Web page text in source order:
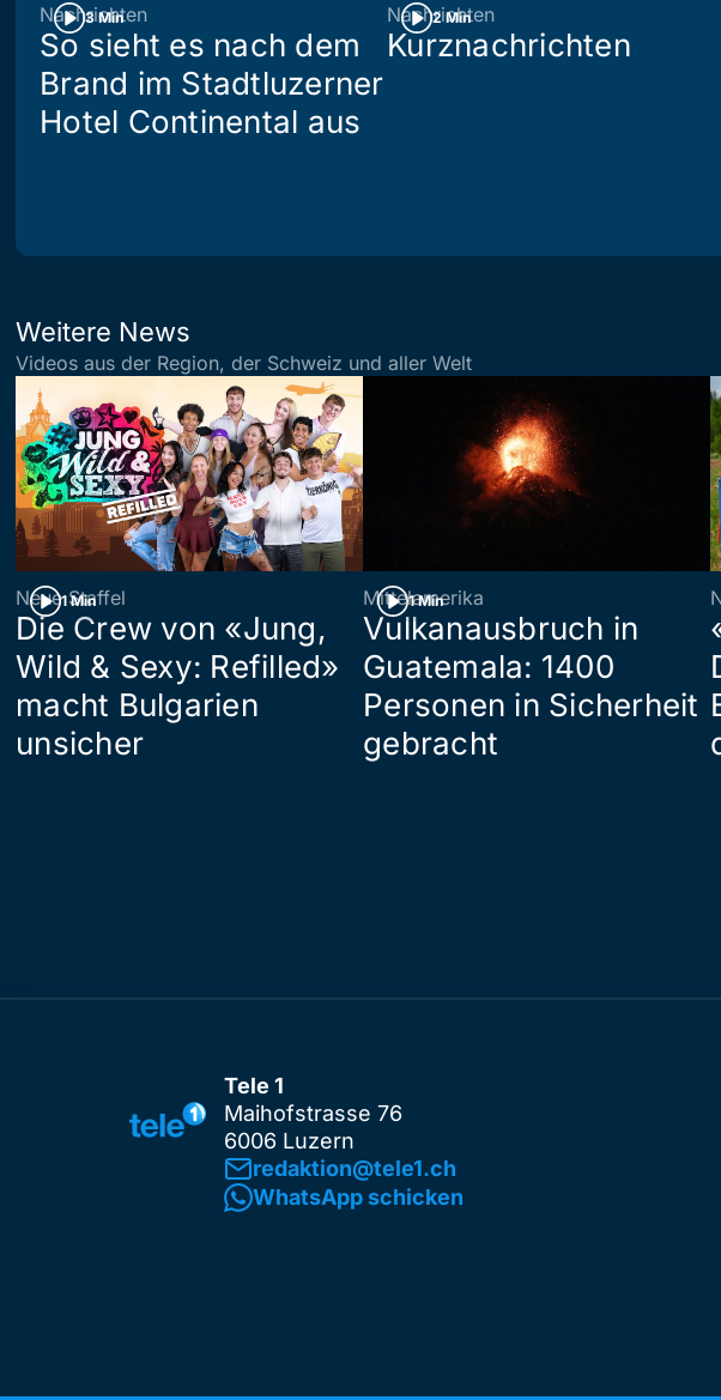
3 Min
Nachrichten
So sieht es nach dem
Brand im Stadtluzerner
Hotel Continental aus
2 Min
Nachrichten
Kurznachrichten
Weitere News
Videos aus der Region, der Schweiz und aller Welt
1 Min
Neue Staffel
Die Crew von «Jung,
Wild & Sexy: Refilled»
macht Bulgarien
unsicher
1 Min
Mittelamerika
Vulkanausbruch in
Guatemala: 1400
Personen in Sicherheit
gebracht
Tele 1
Maihofstrasse 76
6006 Luzern
redaktion@tele1.ch
WhatsApp schicken